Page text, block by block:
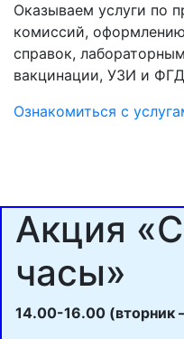
Оказываем услуги по
комиссий,
справок,
вакцинации, УЗИ и
Ознакомиться с
Акция
часы»
14.00-16.00 (вторник